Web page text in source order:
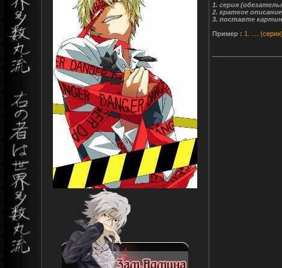
1. серия
2. краткое
3. поставте
Пример : 1. ....